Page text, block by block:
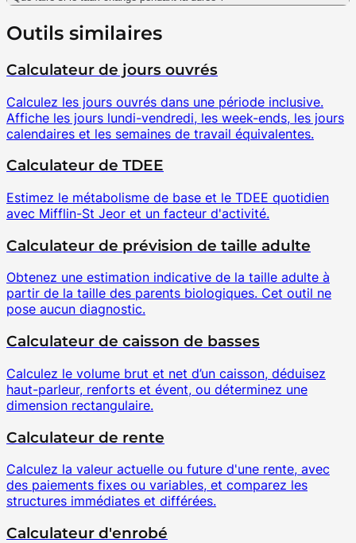
Outils similaires
Calculateur de jours ouvrés
Calculez les jours ouvrés dans une période inclusive.
Affiche les jours lundi-vendredi, les week-ends, les jours
calendaires et les semaines de travail équivalentes.
Calculateur de TDEE
Estimez le métabolisme de base et le TDEE quotidien
avec Mifflin-St Jeor et un facteur d'activité.
Calculateur de prévision de taille adulte
Obtenez une estimation indicative de la taille adulte à
partir de la taille des parents biologiques. Cet outil ne
pose aucun diagnostic.
Calculateur de caisson de basses
Calculez le volume brut et net d’un caisson, déduisez
haut-parleur, renforts et évent, ou déterminez une
dimension rectangulaire.
Calculateur de rente
Calculez la valeur actuelle ou future d'une rente, avec
des paiements fixes ou variables, et comparez les
structures immédiates et différées.
Calculateur d'enrobé